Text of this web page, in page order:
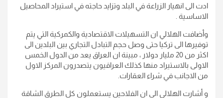
ادت الى انهيار الزراعة في البلد وتزايد حاجته في استيراد المحاصيل
الاساسية
وأضافت الهلالي ان التسهيلات الاقتصادية والكمركية التي يتم
توفيرها الى تركيا حتى وصل حجم التبادل التجاري بين البلدين الى
اكثر من 20 مليار دولار ، مبينة ان العراق يعد من الدول الخمس
الاولى بالاستيراد منها كذلك العراقيون يتصدرون المركز الاول
من الاجانب في شراء العقارات.
و أشارت الهلالي الى ان الفلاحين يستعملون كل الطرق الشاقة